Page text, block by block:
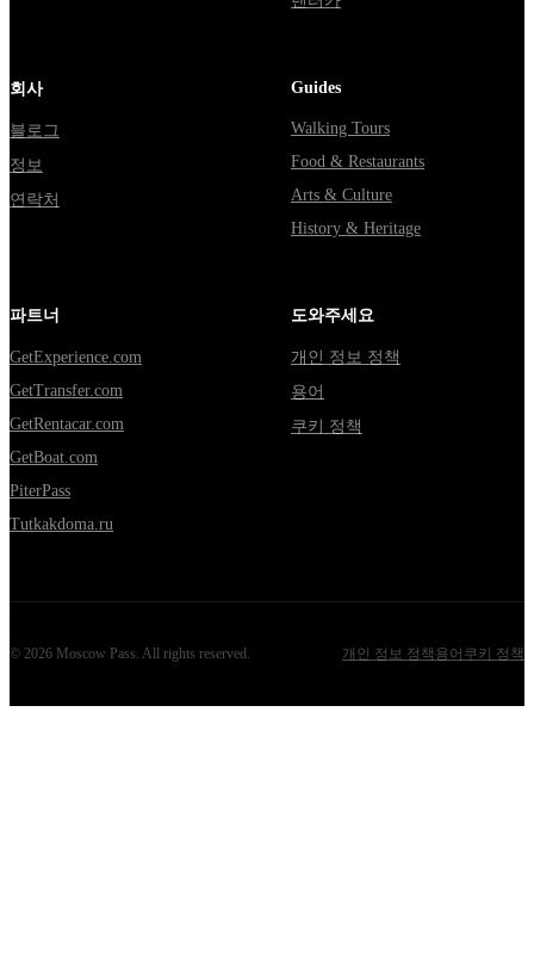
회사
블로그
정보
연락처
Guides
Walking Tours
Food & Restaurants
Arts & Culture
History & Heritage
파트너
GetExperience.com
GetTransfer.com
GetRentacar.com
GetBoat.com
PiterPass
Tutkakdoma.ru
도와주세요
개인 정보 정책
용어
쿠키 정책
© 2026 Moscow Pass. All rights reserved. 개인 정보 정책 용어 쿠키 정책